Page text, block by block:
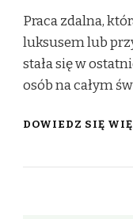
Praca zdalna,
luksusem lub
stała się w
osób na całym
DOWIEDZ SIĘ